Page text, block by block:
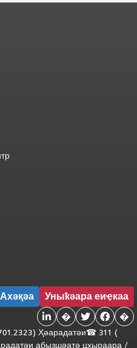
Уныҟәара еиҿкаа
Ахәқәа
�


�

☎ 311 (
Ҳәарадатәи
абызшәатә цхыраара /